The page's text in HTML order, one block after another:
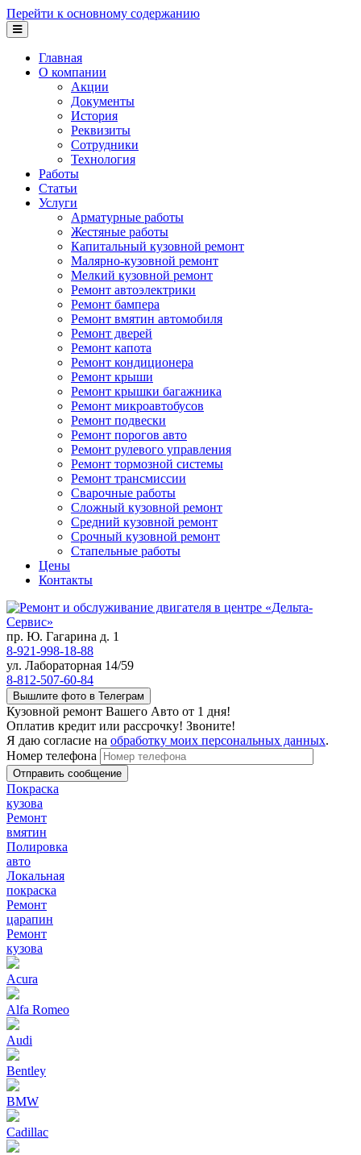
Перейти к основному содержанию
Главная
О компании
Акции
Документы
История
Реквизиты
Сотрудники
Технология
Работы
Статьи
Услуги
Арматурные работы
Жестяные работы
Капитальный кузовной ремонт
Малярно-кузовной ремонт
Мелкий кузовной ремонт
Ремонт автоэлектрики
Ремонт бампера
Ремонт вмятин автомобиля
Ремонт дверей
Ремонт капота
Ремонт кондиционера
Ремонт крыши
Ремонт крышки багажника
Ремонт микроавтобусов
Ремонт подвески
Ремонт порогов авто
Ремонт рулевого управления
Ремонт тормозной системы
Ремонт трансмиссии
Сварочные работы
Сложный кузовной ремонт
Средний кузовной ремонт
Срочный кузовной ремонт
Стапельные работы
Цены
Контакты
пр. Ю. Гагарина д. 1
8-921-998-18-88
ул. Лабораторная 14/59
8-812-507-60-84
Вышлите фото в Телеграм
Кузовной ремонт Вашего Авто от 1 дня!
Оплатив кредит или рассрочку! Звоните!
Я даю согласие на обработку моих персональных данных.
Номер телефона
Покраска
кузова
Ремонт
вмятин
Полировка
авто
Локальная
покраска
Ремонт
царапин
Ремонт
кузова
Acura
Alfa Romeo
Audi
Bentley
BMW
Cadillac